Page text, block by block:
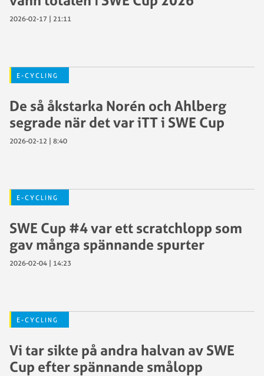
2026-02-17 | 21:11
E-CYCLING
De så åkstarka Norén och Ahlberg
segrade när det var iTT i SWE Cup
2026-02-12 | 8:40
E-CYCLING
SWE Cup #4 var ett scratchlopp som
gav många spännande spurter
2026-02-04 | 14:23
E-CYCLING
Vi tar sikte på andra halvan av SWE
Cup efter spännande smålopp